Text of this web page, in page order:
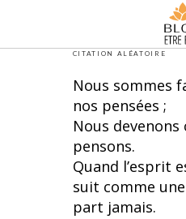
CITATION ALÉATOIRE
Nous sommes
nos pensées ;
Nous devenons
pensons.
Quand l’esprit
suit comme
part jamais.